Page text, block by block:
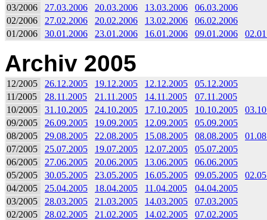
03/2006
27.03.2006 20.03.2006 13.03.2006
06.03.2006
02/2006
27.02.2006 20.02.2006 13.02.2006
06.02.2006
01/2006
30.01.2006 23.01.2006 16.01.2006 09.01.2006
Archiv 2005
12/2005 26.12.2005 19.12.2005 12.12.2005
05.12.2005
11/2005
28.11.2005 21.11.2005 14.11.2005
07.11.2005
10/2005
31.10.2005 24.10.2005 17.10.2005 10.10.2005
09/2005
26.09.2005 19.09.2005 12.09.2005
05.09.2005
08/2005
29.08.2005 22.08.2005 15.08.2005 08.08.2005
07/2005
25.07.2005 19.07.2005 12.07.2005
05.07.2005
06/2005
27.06.2005 20.06.2005 13.06.2005
06.06.2005
05/2005
30.05.2005 23.05.2005 16.05.2005 09.05.2005
04/2005
25.04.2005 18.04.2005 11.04.2005
04.04.2005
03/2005
28.03.2005 21.03.2005 14.03.2005
07.03.2005
02/2005
28.02.2005 21.02.2005 14.02.2005
07.02.2005